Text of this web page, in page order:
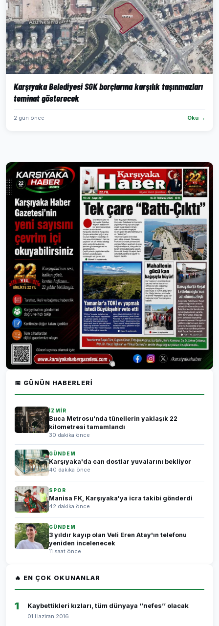
Karşıyaka Belediyesi SGK borçlarına karşılık taşınmazları
teminat gösterecek
2 gün önce Oku →
📅 GÜNÜN HABERLERI
İZMİR
Buca Metrosu'nda tünellerin yaklaşık 22
kilometresi tamamlandı
30 dakika önce
GÜNDEM
Karşıyaka'da can dostlar yuvalarını bekliyor
40 dakika önce
SPOR
Manisa FK, Karşıyaka'ya icra takibi gönderdi
42 dakika önce
GÜNDEM
3 yıldır kayıp olan Veli Eren Atay'ın telefonu
yeniden incelenecek
11 saat önce
🔥 EN ÇOK OKUNANLAR
1 Kaybettikleri kızları, tüm dünyaya ‘’nefes’’ olacak
01 Haziran 2016